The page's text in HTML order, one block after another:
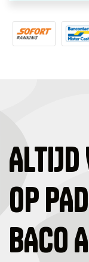
ALTIJD
OP
BACO